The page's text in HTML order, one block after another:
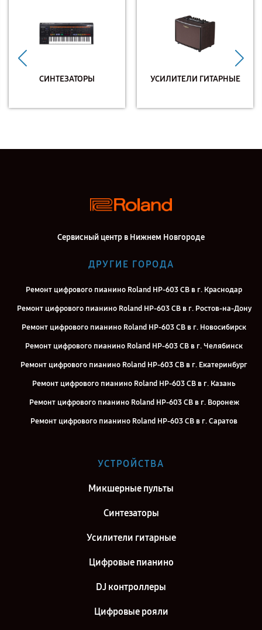
СИНТЕЗАТОРЫ УСИЛИТЕЛИ ГИТАРНЫЕ
Сервисный центр в Нижнем Новгороде
ДРУГИЕ ГОРОДА
Ремонт цифрового пианино Roland HP-603 CB в г. Краснодар
Ремонт цифрового пианино Roland HP-603 CB в г. Ростов-на-Дону
Ремонт цифрового пианино Roland HP-603 CB в г. Новосибирск
Ремонт цифрового пианино Roland HP-603 CB в г. Челябинск
Ремонт цифрового пианино Roland HP-603 CB в г. Екатеринбург
Ремонт цифрового пианино Roland HP-603 CB в г. Казань
Ремонт цифрового пианино Roland HP-603 CB в г. Воронеж
Ремонт цифрового пианино Roland HP-603 CB в г. Саратов
Ремонт цифрового пианино Roland HP-603 CB в г. Киров
Ремонт цифрового пианино Roland HP-603 CB в г. Санкт-Петербург
УСТРОЙСТВА
Микшерные пульты
Синтезаторы
Усилители гитарные
Цифровые пианино
DJ контроллеры
Цифровые рояли